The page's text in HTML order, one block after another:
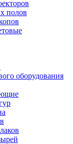
полов
оборудования